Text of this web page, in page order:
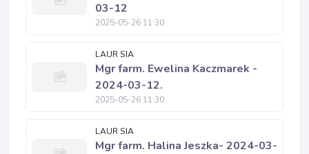
03-12
2025-05-26 11:30
LAUR SIA
Mgr farm. Ewelina Kaczmarek -
2024-03-12.
2025-05-26 11:30
LAUR SIA
Mgr farm. Halina Jeszka- 2024-03-